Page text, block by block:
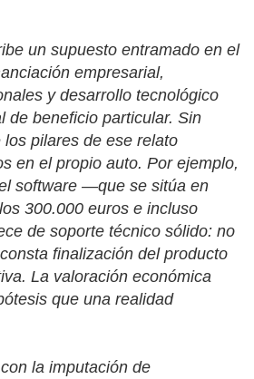
un supuesto entramado en el
empresarial,
y desarrollo tecnológico
de beneficio particular. Sin
pilares de ese relato
en el propio auto. Por ejemplo,
software —que se sitúa en
300.000 euros e incluso
de soporte técnico sólido: no
finalización del producto
La valoración económica
que una realidad
la imputación de